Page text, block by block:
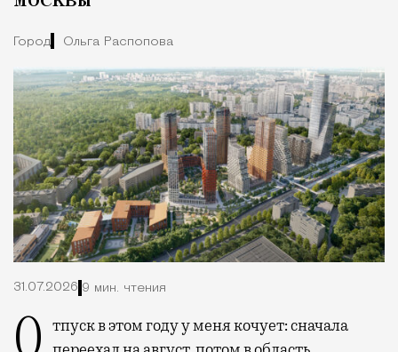
Город Ольга Распопова
31.07.2026 9 мин. чтения